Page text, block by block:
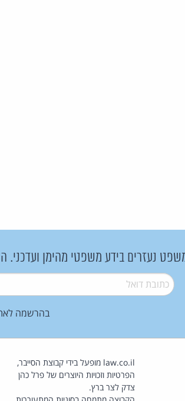
משפט נעזרים בידע משפטי מהימן
דואל*
בהרשמה
law.co.il מופעל בידי קבוצת הסייבר,
הפרטיות וזכויות היוצרים של פרל כהן
צדק לצר ברץ.